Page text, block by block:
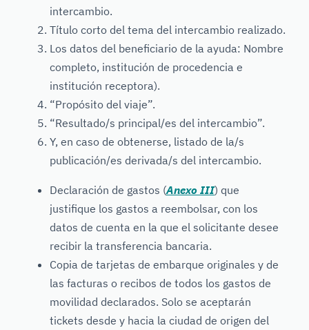
intercambio.
Título corto del tema del intercambio realizado.
Los datos del beneficiario de la ayuda: Nombre
completo, institución de procedencia e
institución receptora).
“Propósito del viaje”.
“Resultado/s principal/es del intercambio”.
Y, en caso de obtenerse, listado de la/s
publicación/es derivada/s del intercambio.
Declaración de gastos (Anexo III) que
justifique los gastos a reembolsar, con los
datos de cuenta en la que el solicitante desee
recibir la transferencia bancaria.
Copia de tarjetas de embarque originales y de
las facturas o recibos de todos los gastos de
movilidad declarados. Solo se aceptarán
tickets desde y hacia la ciudad de origen del